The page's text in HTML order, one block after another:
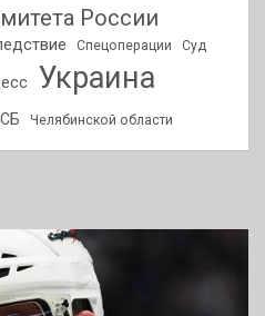
России
Спецоперации Суд
Украина
Челябинской области